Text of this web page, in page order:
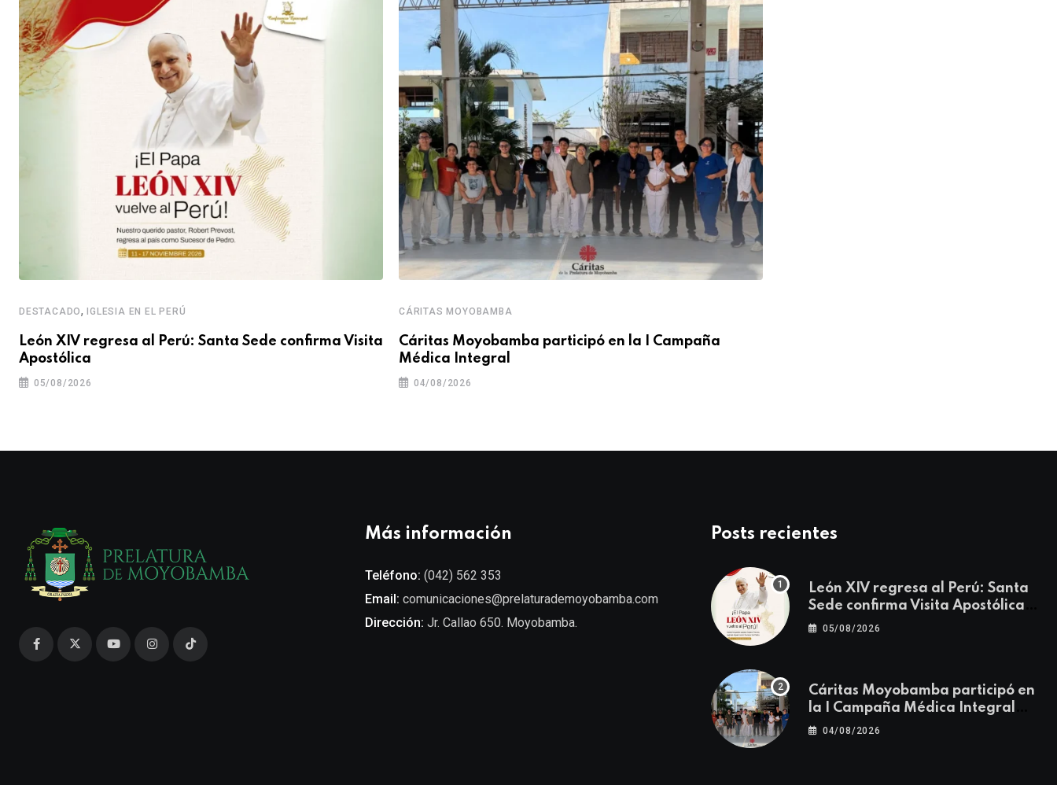
DESTACADO,IGLESIA EN EL PERÚ
León XIV regresa al Perú: Santa Sede confirma Visita
Apostólica
05/08/2026
CÁRITAS MOYOBAMBA
Cáritas Moyobamba participó en la I Campaña
Médica Integral
04/08/2026
Más información
Teléfono: (042) 562 353
Email: comunicaciones@prelaturademoyobamba.com
Dirección: Jr. Callao 650. Moyobamba.
Posts recientes
León XIV regresa al Perú: Santa
Sede confirma Visita Apostólica
del 11 al 17 de noviembre
05/08/2026
Cáritas Moyobamba participó en
la I Campaña Médica Integral
Gratuita llevando salud y
04/08/2026